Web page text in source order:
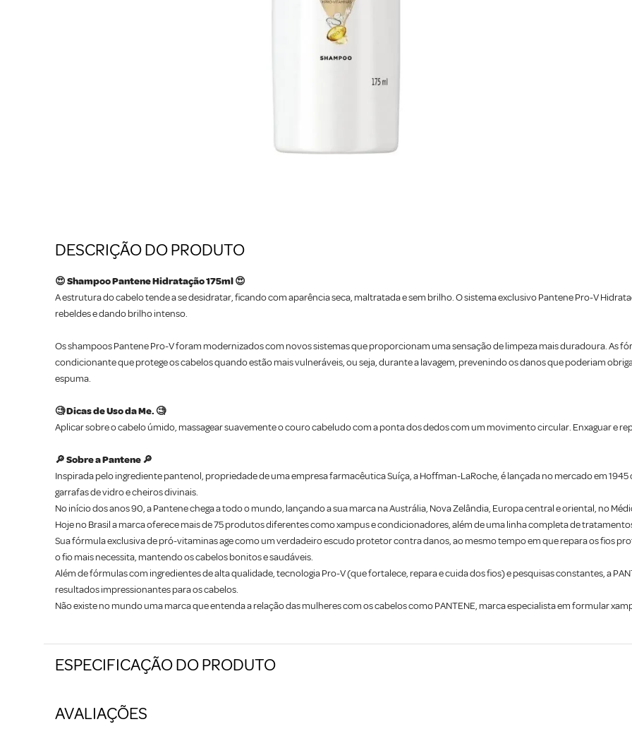
DESCRIÇÃO DO PRODUTO
😍 Shampoo Pantene Hidratação 175ml 😍
A estrutura do cabelo tende a se desidratar, ficando com aparência seca, maltratada e sem brilho. O sistema exclusivo Pantene Pro-V
rebeldes e dando brilho intenso.
Os shampoos Pantene Pro-V foram modernizados com novos sistemas que proporcionam uma sensação de limpeza mais duradoura. As
condicionante que protege os cabelos quando estão mais vulneráveis, ou seja, durante a lavagem, prevenindo os danos que poderiam
espuma.
🧐 Dicas de Uso da Me. 🧐
Aplicar sobre o cabelo úmido, massagear suavemente o couro cabeludo com a ponta dos dedos com um movimento circular. Enxaguar e
🔎 Sobre a Pantene 🔎
Inspirada pelo ingrediente pantenol, propriedade de uma empresa farmacêutica Suíça, a Hoffman-LaRoche, é lançada no mercado em
garrafas de vidro e cheiros divinais.
No início dos anos 90, a Pantene chega a todo o mundo, lançando a sua marca na Austrália, Nova Zelândia, Europa central e oriental, no
Hoje no Brasil a marca oferece mais de 75 produtos diferentes como xampus e condicionadores, além de uma linha completa de
Sua fórmula exclusiva de pró-vitaminas age como um verdadeiro escudo protetor contra danos, ao mesmo tempo em que repara os fios
o fio mais necessita, mantendo os cabelos bonitos e saudáveis.
Além de fórmulas com ingredientes de alta qualidade, tecnologia Pro-V (que fortalece, repara e cuida dos fios) e pesquisas constantes, a
resultados impressionantes para os cabelos.
Não existe no mundo uma marca que entenda a relação das mulheres com os cabelos como PANTENE, marca especialista em formular
ESPECIFICAÇÃO DO PRODUTO
AVALIAÇÕES